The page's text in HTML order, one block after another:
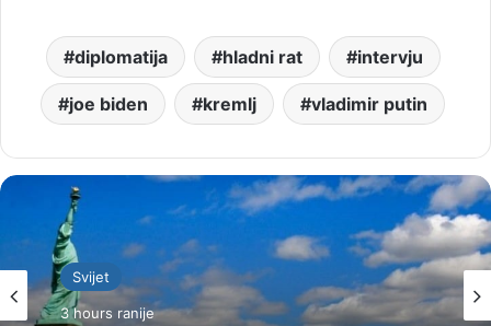
diplomatija hladni rat intervju
joe biden kremlj vladimir putin
Svijet
3 hours ranije